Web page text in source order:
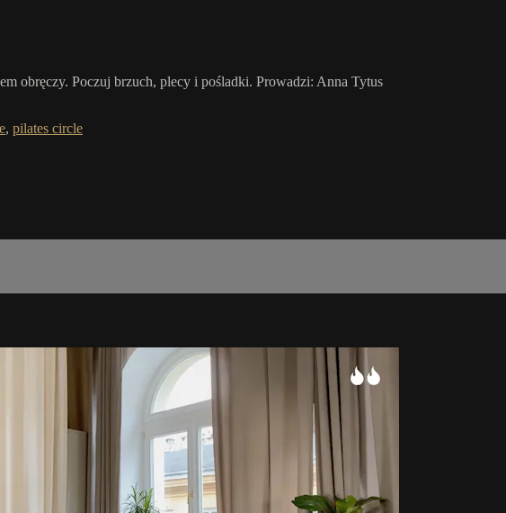
obręczy. Poczuj brzuch, plecy i pośladki. Prowadzi: Anna Tytus
, pilates circle